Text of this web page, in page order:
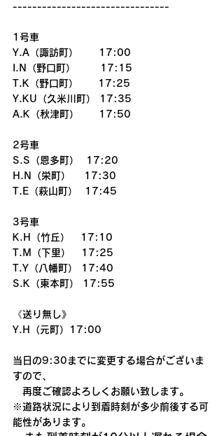
--------------------------------
1号車
Y.A（諏訪町） 　  17:00
I.N（野口町）       17:15
T.K（野口町）　　17:25
Y.KU（久米川町） 17:35
A.K（秋津町）　　17:50
2号車
S.S（恩多町）  17:20
H.N（栄町）　 17:30
T.E（萩山町）  17:45
3号車
K.H（竹丘）   17:10
T.M（下里）   17:25
T.Y（八幡町） 17:40
S.K（東本町） 17:55
《送り無し》
Y.H（元町）17:00
当日の9:30までに変更する場合がございま
すので、
再度ご確認よろしくお願い致します。
※道路状況により到着時刻が多少前後する可
能性があります。